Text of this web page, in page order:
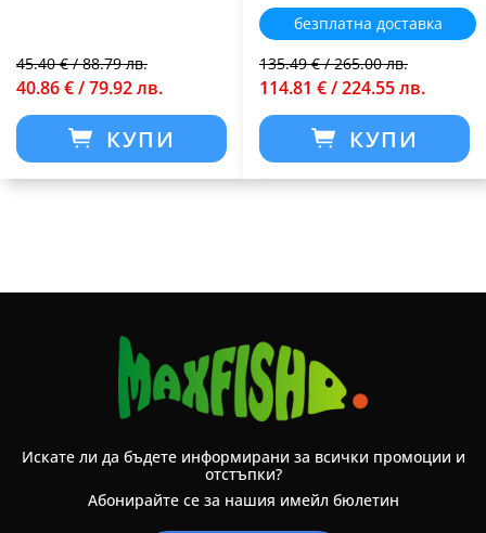
45.40 € / 88.79 лв.
40.86 € / 79.92 лв.
КУПИ
безплатна доставка
135.49 € / 265.00 лв.
114.81 € / 224.55 лв.
КУПИ
Искате ли да бъдете информирани за всички промоции и
отстъпки?
Абонирайте се за нашия имейл бюлетин